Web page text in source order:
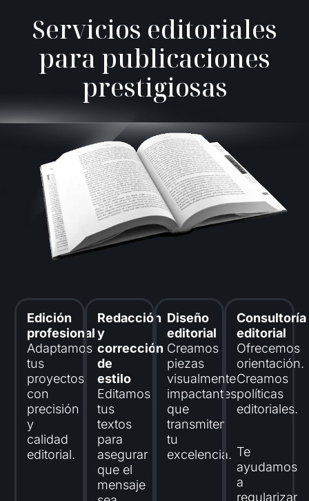
Servicios editoriales
para publicaciones
prestigiosas
Edición
profesional
Adaptamos
tus
proyectos
con
precisión
y
calidad
editorial.
Redacción
y
corrección
de
estilo
Editamos
tus
textos
para
asegurar
que el
mensaje
Diseño
editorial
Creamos
piezas
visualmente
impactantes
que
transmiten
tu
excelencia.
Consultoría
editorial
Ofrecemos
orientación.
Creamos
políticas
editoriales.
Te
ayudamos
a
regularizar